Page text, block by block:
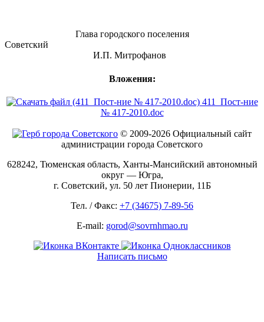
Глава городского поселения
И.П. Митрофанов
Вложения:
411_Пост-ние
№ 417-2010.doc
© 2009-2026 Официальный сайт
администрации города Советского
628242, Тюменская область, Ханты-Мансийский автономный
округ — Югра,
г. Советский, ул. 50 лет Пионерии, 11Б
Тел. / Факс: +7 (34675) 7-89-56
E-mail: gorod@sovrnhmao.ru
Написать письмо